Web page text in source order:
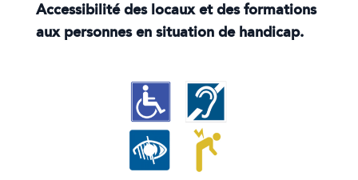
Accessibilité des locaux et des formations
aux personnes en situation de handicap.